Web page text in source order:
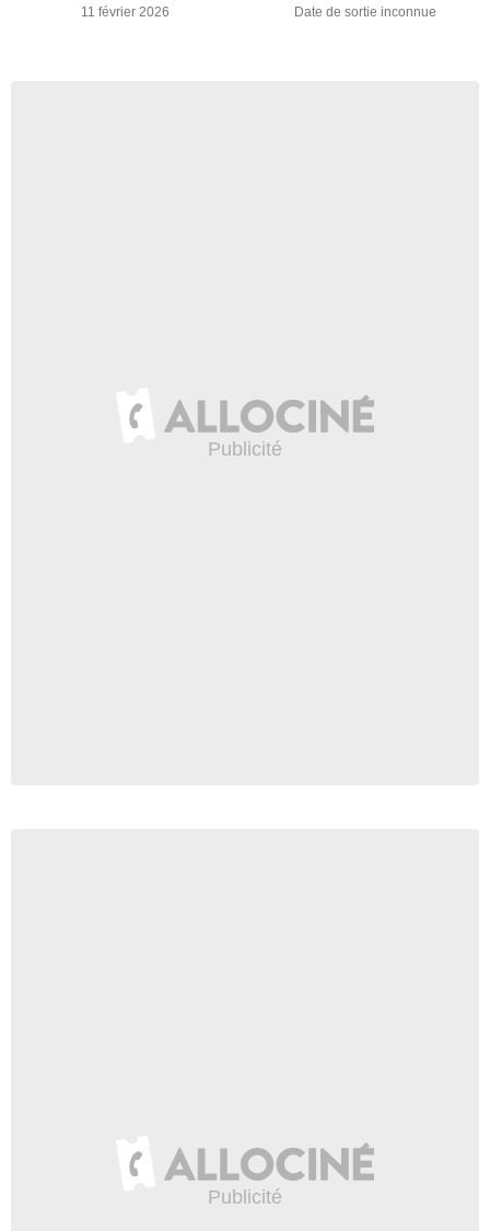
11 février 2026 Date de sortie inconnue